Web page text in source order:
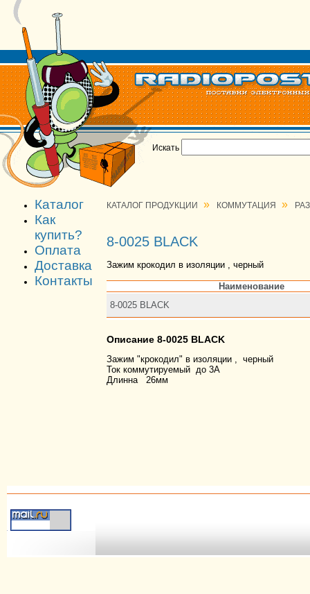
Искать
Каталог
Как
купить?
Оплата
Доставка
Контакты
КАТАЛОГ ПРОДУКЦИИ » КОММУТАЦИЯ »
8-0025 BLACK
Зажим крокодил в изоляции , черный
Наименование
8-0025 BLACK
Описание 8-0025 BLACK
Зажим "крокодил" в изоляции , черный
Ток коммутируемый до 3А
Длинна 26мм